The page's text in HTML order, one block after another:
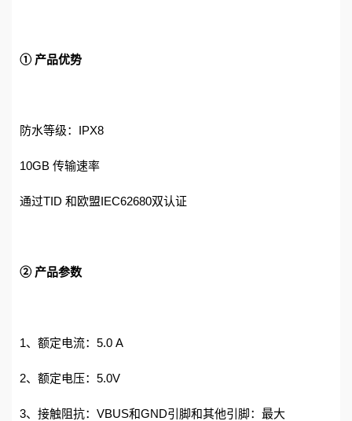
① 产品优势
防水等级：IPX8
10GB 传输速率
通过TID 和欧盟IEC62680双认证
② 产品参数
1、额定电流：5.0 A
2、额定电压：5.0V
3、接触阻抗：VBUS和GND引脚和其他引脚：最大